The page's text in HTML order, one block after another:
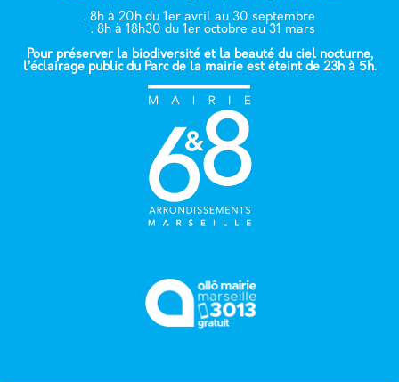
. 8h à 20h du 1er avril au 30 septembre
. 8h à 18h30 du 1er octobre au 31 mars
Pour préserver la biodiversité et la beauté du ciel nocturne,
l’éclairage public du Parc de la mairie est éteint de 23h à 5h.